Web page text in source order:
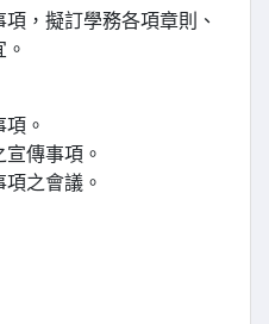
，擬訂學務各項章則、
。
傳事項。
之會議。